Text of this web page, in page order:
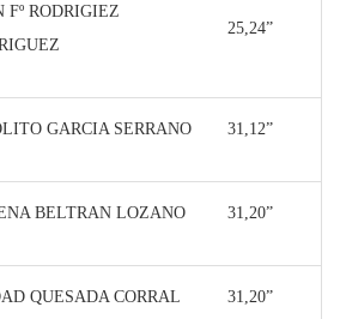
Fº RODRIGIEZ
25,24”
GARCIA SERRANO 31,12”
BELTRAN LOZANO 31,20”
QUESADA CORRAL 31,20”